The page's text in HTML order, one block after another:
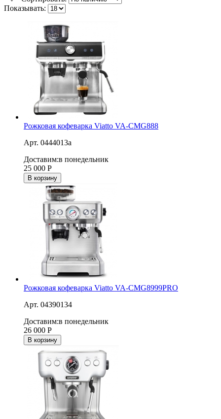
Показывать:
Рожковая кофеварка Viatto VA-CMG888
Арт. 0444013a
Доставим:в понедельник
25 000 Р
В корзину
Рожковая кофеварка Viatto VA-CMG8999PRO
Арт. 04390134
Доставим:в понедельник
26 000 Р
В корзину